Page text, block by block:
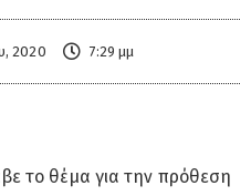
2020 7:29 μμ
το θέμα για την πρόθεση